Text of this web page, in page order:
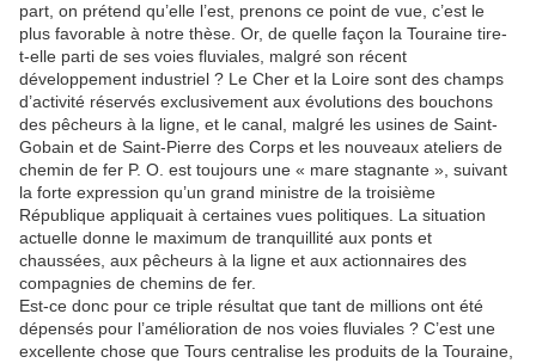
part, on prétend qu’elle l’est, prenons ce point de vue, c’est le
plus favorable à notre thèse. Or, de quelle façon la Touraine tire-
t-elle parti de ses voies fluviales, malgré son récent
développement industriel ? Le Cher et la Loire sont des champs
d’activité réservés exclusivement aux évolutions des bouchons
des pêcheurs à la ligne, et le canal, malgré les usines de Saint-
Gobain et de Saint-Pierre des Corps et les nouveaux ateliers de
chemin de fer P. O. est toujours une « mare stagnante », suivant
la forte expression qu’un grand ministre de la troisième
République appliquait à certaines vues politiques. La situation
actuelle donne le maximum de tranquillité aux ponts et
chaussées, aux pêcheurs à la ligne et aux actionnaires des
compagnies de chemins de fer.
Est-ce donc pour ce triple résultat que tant de millions ont été
dépensés pour l’amélioration de nos voies fluviales ? C’est une
excellente chose que Tours centralise les produits de la Touraine,